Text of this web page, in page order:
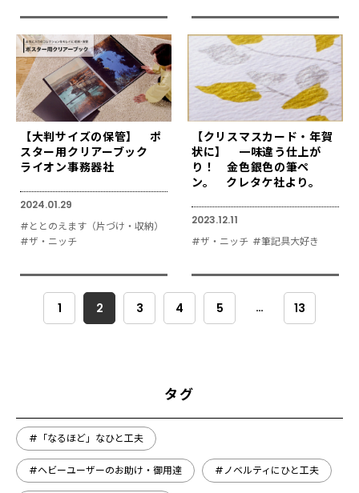
【大判サイズの保管】 ポ
スター用クリアーブック
ライオン事務器社
2024.01.29
#ととのえます（片づけ・収納）
#ザ・ニッチ
【クリスマスカード・年賀
状に】 一味違う仕上が
り！ 金色銀色の筆ペ
ン。 クレタケ社より。
2023.12.11
#ザ・ニッチ #筆記具大好き
1 2 3 4 5 … 13
タグ
#「なるほど」なひと工夫
#ヘビーユーザーのお助け・御用達 #ノベルティにひと工夫